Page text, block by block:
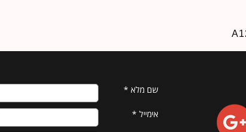
שם מלא*
אימייל*